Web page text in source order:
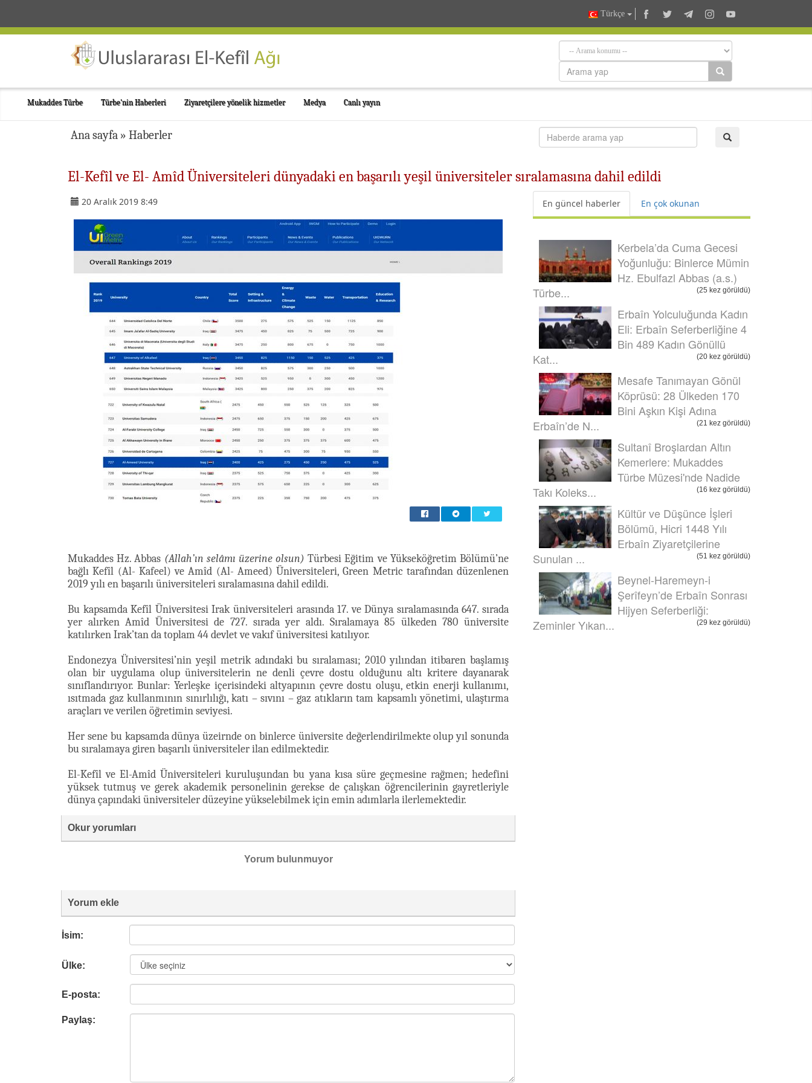
Türkçe
Mukaddes Türbe Türbe'nin Haberleri Ziyaretçilere yönelik hizmetler Medya Canlı yayın
Ana sayfa » Haberler
El-Kefîl ve El- Amîd Üniversiteleri dünyadaki en başarılı yeşil üniversiteler sıralamasına dahil edildi
20 Aralık 2019 8:49
Mukaddes Hz. Abbas (Allah’ın selâmı üzerine olsun) Türbesi Eğitim ve Yükseköğretim Bölümü’ne
bağlı Kefîl (Al- Kafeel) ve Amîd (Al- Ameed) Üniversiteleri, Green Metric tarafından düzenlenen
2019 yılı en başarılı üniversiteleri sıralamasına dahil edildi.
Bu kapsamda Kefîl Üniversitesi Irak üniversiteleri arasında 17. ve Dünya sıralamasında 647. sırada
yer alırken Amîd Üniversitesi de 727. sırada yer aldı. Sıralamaya 85 ülkeden 780 üniversite
katılırken Irak’tan da toplam 44 devlet ve vakıf üniversitesi katılıyor.
Endonezya Üniversitesi’nin yeşil metrik adındaki bu sıralaması; 2010 yılından itibaren başlamış
olan bir uygulama olup üniversitelerin ne denli çevre dostu olduğunu altı kritere dayanarak
sınıflandırıyor. Bunlar: Yerleşke içerisindeki altyapının çevre dostu oluşu, etkin enerji kullanımı,
ısıtmada gaz kullanmının sınırlılığı, katı – sıvını – gaz atıkların tam kapsamlı yönetimi, ulaştırma
araçları ve verilen öğretimin seviyesi.
Her sene bu kapsamda dünya üzeirnde on binlerce üniversite değerlendirilmekte olup yıl sonunda
bu sıralamaya giren başarılı üniversiteler ilan edilmektedir.
El-Kefîl ve El-Amîd Üniversiteleri kuruluşundan bu yana kısa süre geçmesine rağmen; hedefini
yüksek tutmuş ve gerek akademik personelinin gerekse de çalışkan öğrencilerinin gayretleriyle
dünya çapındaki üniversiteler düzeyine yükselebilmek için emin adımlarla ilerlemektedir.
Okur yorumları
Yorum bulunmuyor
Yorum ekle
İsim:
Ülke:
E-posta:
Paylaş:
En güncel haberler En çok okunan
Kerbela’da Cuma Gecesi
Yoğunluğu: Binlerce Mümin
Hz. Ebulfazl Abbas (a.s.)
Türbe...
(25 kez görüldü)
Erbaîn Yolculuğunda Kadın
Eli: Erbaîn Seferberliğine 4
Bin 489 Kadın Gönüllü
Kat...
(20 kez görüldü)
Mesafe Tanımayan Gönül
Köprüsü: 28 Ülkeden 170
Bini Aşkın Kişi Adına
Erbaîn’de N...
(21 kez görüldü)
Sultanî Broşlardan Altın
Kemerlere: Mukaddes
Türbe Müzesi'nde Nadide
Takı Koleks...
(16 kez görüldü)
Kültür ve Düşünce İşleri
Bölümü, Hicri 1448 Yılı
Erbaîn Ziyaretçilerine
Sunulan ...
(51 kez görüldü)
Beynel-Haremeyn-i
Şerîfeyn’de Erbaîn Sonrası
Hijyen Seferberliği:
Zeminler Yıkan...
(29 kez görüldü)